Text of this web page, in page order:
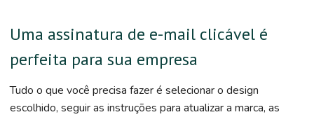
Uma assinatura de e-mail clicável é
perfeita para sua empresa
Tudo o que você precisa fazer é selecionar o design
escolhido, seguir as instruções para atualizar a marca, as